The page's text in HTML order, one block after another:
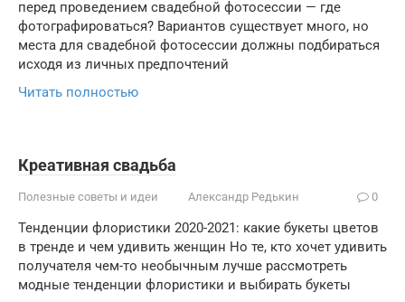
перед проведением свадебной фотосессии — где
фотографироваться? Вариантов существует много, но
места для свадебной фотосессии должны подбираться
исходя из личных предпочтений
Читать полностью
Креативная свадьба
Полезные советы и идеи Александр Редькин 0
Тенденции флористики 2020-2021: какие букеты цветов
в тренде и чем удивить женщин Но те, кто хочет удивить
получателя чем-то необычным лучше рассмотреть
модные тенденции флористики и выбирать букеты